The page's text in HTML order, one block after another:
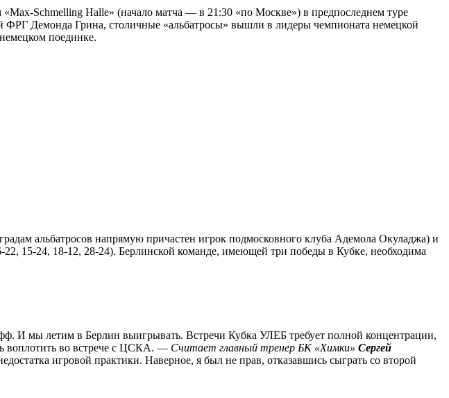
Schmelling Halle» (начало матча — в 21:30 «по Москве») в предпоследнем туре
ФРГ Демонда Грина, столичные «альбатросы» вышли в лидеры чемпионата немецкой
поединке.
альбатросов напрямую причастен игрок подмосковного клуба Адемола Окуладжа) и
15-24, 18-12, 28-24). Берлинской команде, имеющей три победы в Кубке, необходима
И мы летим в Берлин выигрывать. Встречи Кубка УЛЕБ требует полной концентрации,
воплотить во встрече с ЦСКА. — Считает главный тренер БК «Химки» Сергей
игровой практики. Наверное, я был не прав, отказавшись сыграть со второй